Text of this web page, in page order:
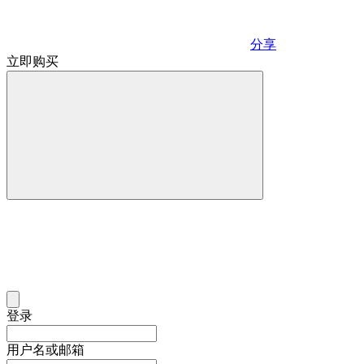
分享
立即购买
登录
用户名或邮箱